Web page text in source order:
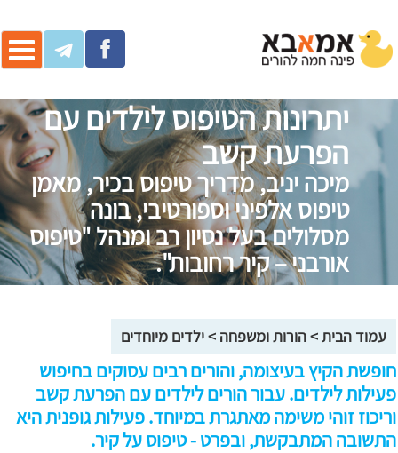
יתרונות הטיפוס לילדים עם
הפרעת קשב
מיכה יניב, מדריך טיפוס בכיר, מאמן
טיפוס אלפיני וספורטיבי, בונה
מסלולים בעל נסיון רב ומנהל "טיפוס
אורבני – קיר רחובות".
עמוד הבית>הורות ומשפחה >ילדים מיוחדים
חופשת הקיץ בעיצומה, והורים רבים עסוקים בחיפוש
פעילות לילדים. עבור הורים לילדים עם הפרעת קשב
וריכוז זוהי משימה מאתגרת במיוחד. פעילות גופנית היא
התשובה המתבקשת, ובפרט - טיפוס על קיר.